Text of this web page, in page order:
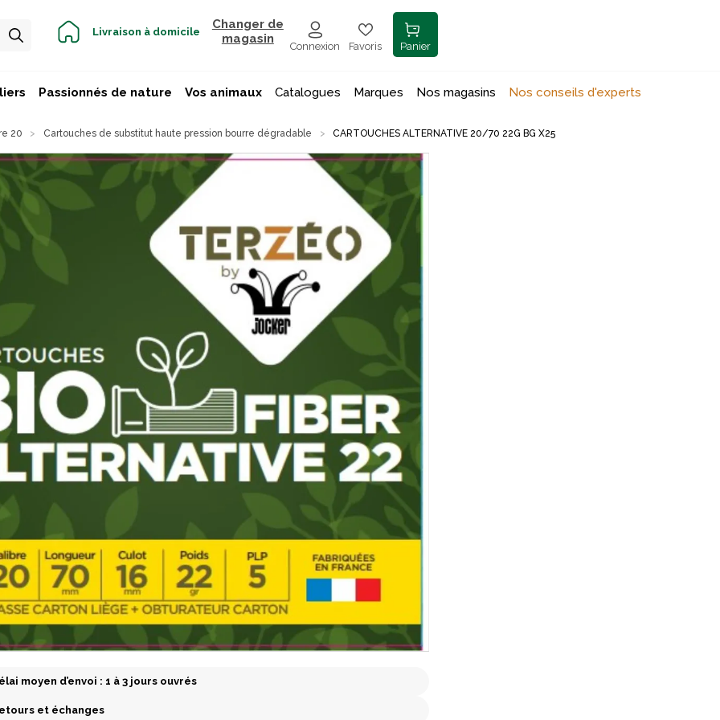
Livraison à domicile
Changer de
magasin
Connexion Favoris Panier
Passionnés de nature Vos animaux Catalogues Marques Nos magasins Nos conseils d'experts
20 Cartouches de substitut haute pression bourre dégradable CARTOUCHES ALTERNATIVE 20/70 22G BG X25
moyen d’envoi : 1 à 3 jours ouvrés
et échanges